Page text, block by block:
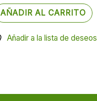
AÑADIR AL CARRITO
Añadir a la lista de deseos